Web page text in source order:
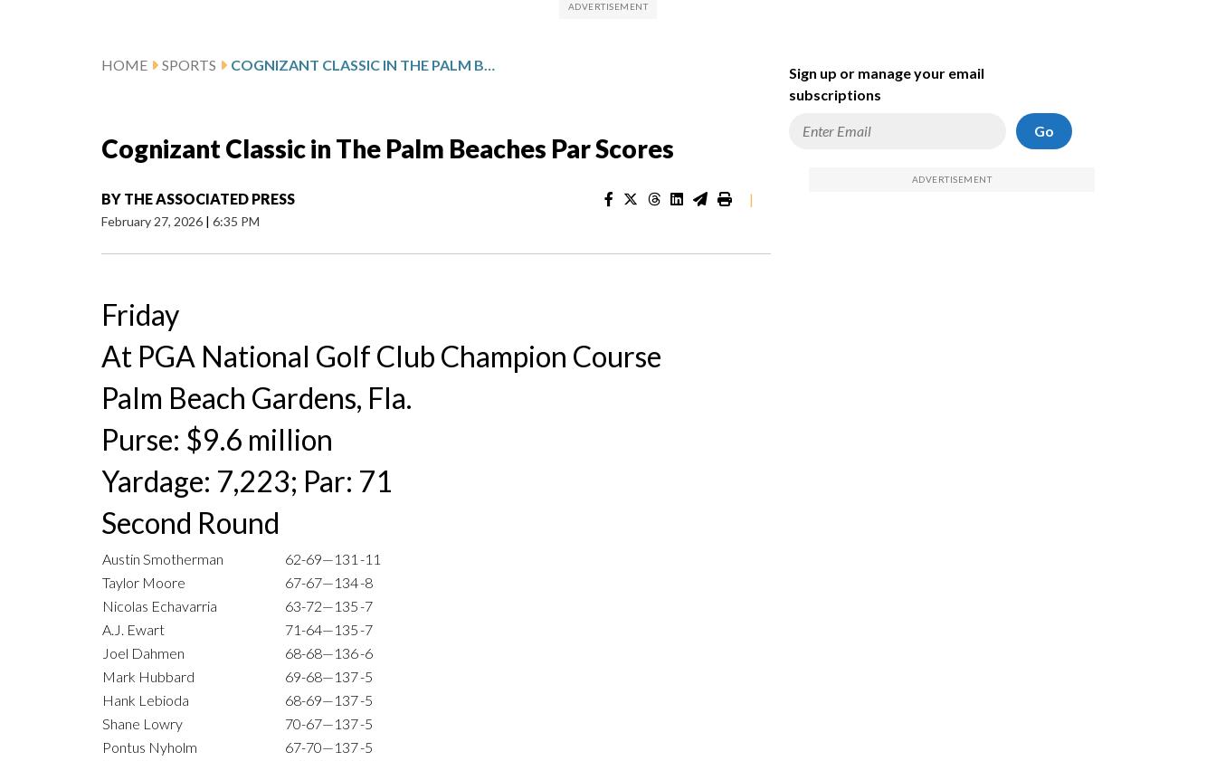
HOME SPORTS COGNIZANT CLASSIC IN THE PALM BEACHES PAR SCORES
Cognizant Classic in The Palm Beaches Par Scores
BY THE ASSOCIATED PRESS
February 27, 2026 | 6:35 PM
|
Friday
At PGA National Golf Club Champion Course
Palm Beach Gardens, Fla.
Purse: $9.6 million
Yardage: 7,223; Par: 71
Second Round
Austin Smotherman 62-69—131 -11
Taylor Moore
67-67—134-8
Nicolas Echavarria
63-72—135-7
A.J. Ewart
71-64—135-7
Joel Dahmen
68-68—136-6
Mark Hubbard
69-68—137-5
Hank Lebioda
68-69—137-5
Shane Lowry
70-67—137-5
Pontus Nyholm
67-70—137-5
Sign up or manage your email
subscriptions
Go